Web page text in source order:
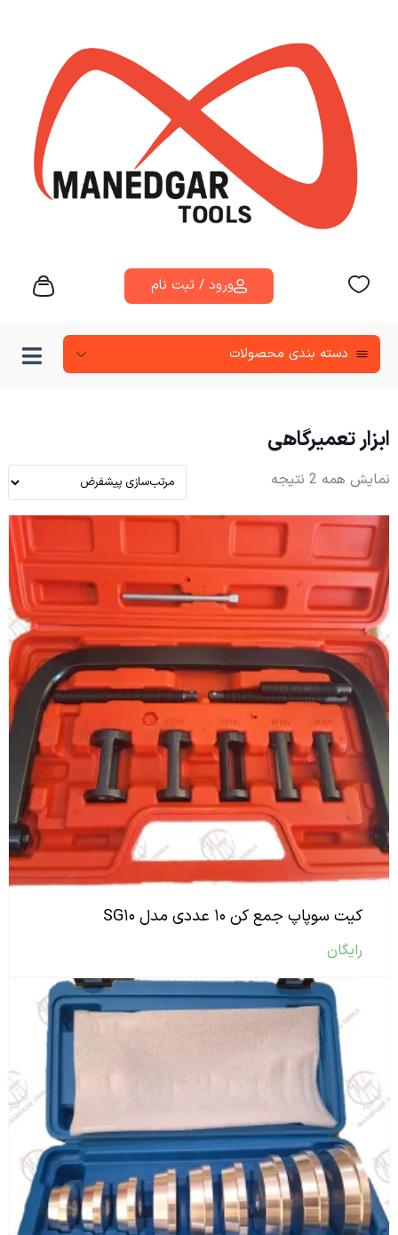
ورود / ثبت نام
دسته‌ بندی محصولات
ابزار تعمیرگاهی
نمایش همه 2 نتیجه
کیت سوپاپ جمع کن ۱۰ عددی مدل SG۱۰
رایگان